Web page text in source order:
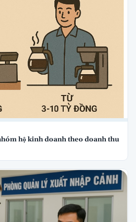
hộ kinh doanh theo doanh thu